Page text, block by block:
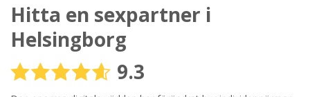
Din mailadress?
Hitta en sexpartner i
Helsingborg
9.3